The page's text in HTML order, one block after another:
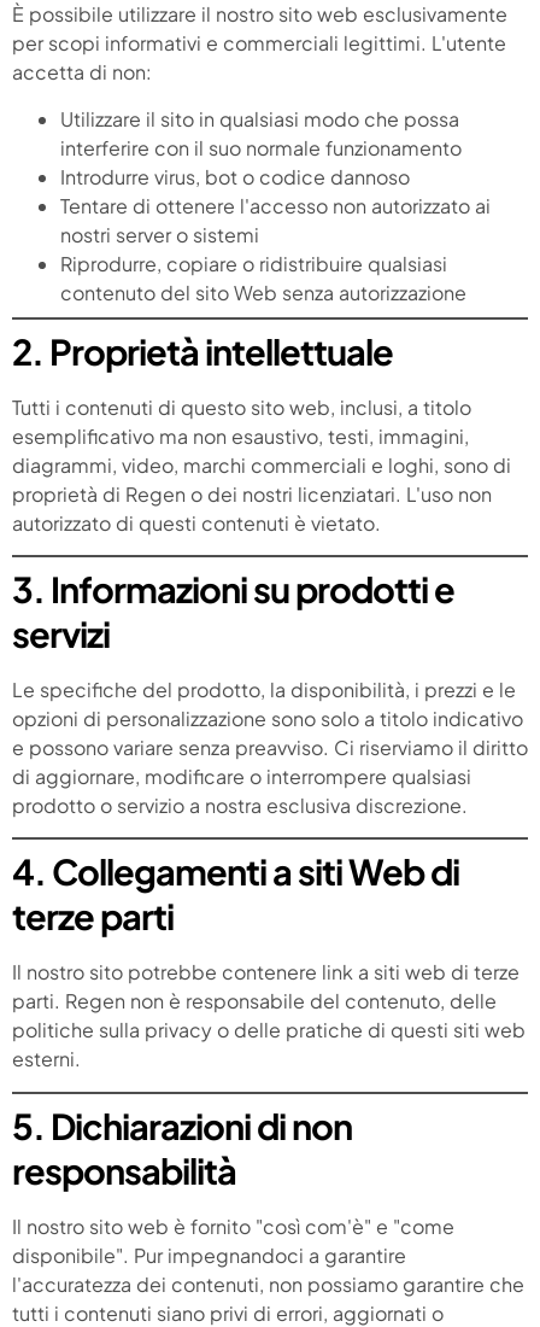
È possibile utilizzare il nostro sito web esclusivamente
per scopi informativi e commerciali legittimi. L'utente
accetta di non:
Utilizzare il sito in qualsiasi modo che possa
interferire con il suo normale funzionamento
Introdurre virus, bot o codice dannoso
Tentare di ottenere l'accesso non autorizzato ai
nostri server o sistemi
Riprodurre, copiare o ridistribuire qualsiasi
contenuto del sito Web senza autorizzazione
2. Proprietà intellettuale
Tutti i contenuti di questo sito web, inclusi, a titolo
esemplificativo ma non esaustivo, testi, immagini,
diagrammi, video, marchi commerciali e loghi, sono di
proprietà di Regen o dei nostri licenziatari. L'uso non
autorizzato di questi contenuti è vietato.
3. Informazioni su prodotti e
servizi
Le specifiche del prodotto, la disponibilità, i prezzi e le
opzioni di personalizzazione sono solo a titolo indicativo
e possono variare senza preavviso. Ci riserviamo il diritto
di aggiornare, modificare o interrompere qualsiasi
prodotto o servizio a nostra esclusiva discrezione.
4. Collegamenti a siti Web di
terze parti
Il nostro sito potrebbe contenere link a siti web di terze
parti. Regen non è responsabile del contenuto, delle
politiche sulla privacy o delle pratiche di questi siti web
esterni.
5. Dichiarazioni di non
responsabilità
Il nostro sito web è fornito "così com'è" e "come
disponibile". Pur impegnandoci a garantire
l'accuratezza dei contenuti, non possiamo garantire che
tutti i contenuti siano privi di errori, aggiornati o